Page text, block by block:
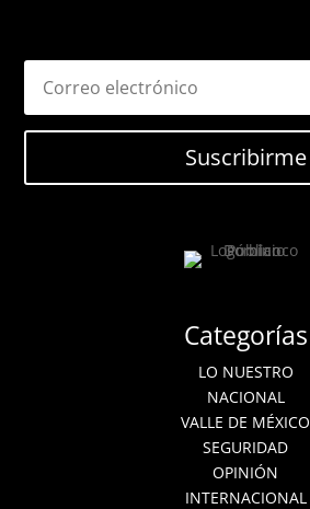
Suscribirme
Categorías
LO NUESTRO
NACIONAL
VALLE DE MÉXICO
SEGURIDAD
OPINIÓN
INTERNACIONAL